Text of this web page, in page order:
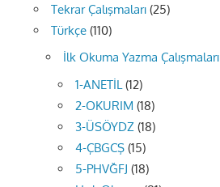
Tekrar Çalışmaları (25)
Türkçe (110)
İlk Okuma Yazma Çalışmaları
1-ANETİL(12)
2-OKURIM (18)
3-ÜSÖYDZ (18)
4-ÇBGCŞ (15)
5-PHVĞFJ (18)